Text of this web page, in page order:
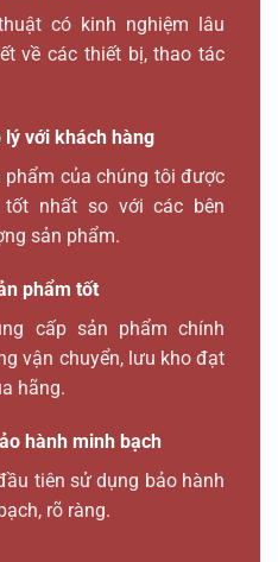
có kinh nghiệm lâu
về các thiết bị, thao tác
lý với khách hàng
phẩm của chúng tôi được
nhất so với các bên
sản phẩm.
phẩm tốt
cấp sản phẩm chính
vận chuyển, lưu kho đạt
hãng.
hành minh bạch
tiên sử dụng bảo hành
rõ ràng.